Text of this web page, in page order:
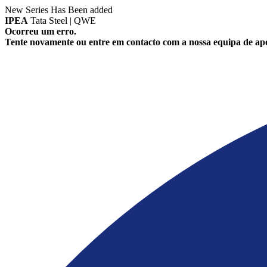
New Series Has Been added
IPEA Tata Steel | QWE
Ocorreu um erro.
Tente novamente ou entre em contacto com a nossa equipa de